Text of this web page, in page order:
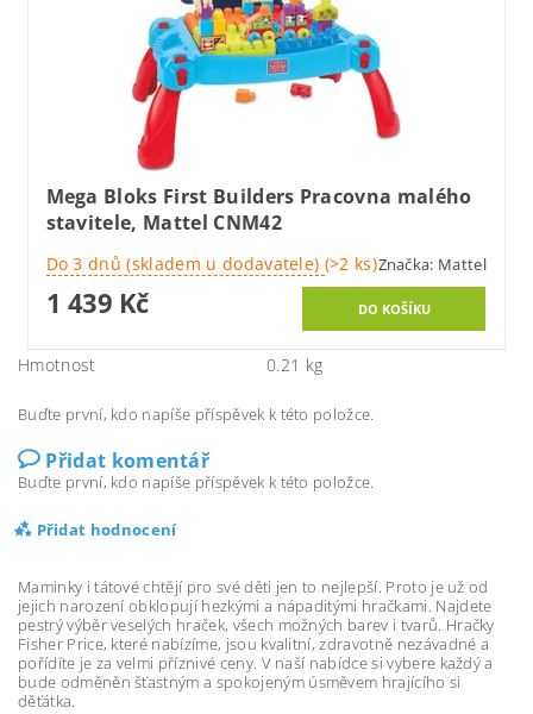
Mega Bloks First Builders Pracovna malého
stavitele, Mattel CNM42
Do 3 dnů (skladem u dodavatele) (>2 ks)Značka: Mattel
1 439 Kč
Hmotnost 0.21 kg
Buďte první, kdo napíše příspěvek k této položce.
Přidat komentář
Buďte první, kdo napíše příspěvek k této položce.
Přidat hodnocení
Maminky i tátové chtějí pro své děti jen to nejlepší. Proto je už od
jejich narození obklopují hezkými a nápaditými hračkami. Najdete
pestrý výběr veselých hraček, všech možných barev i tvarů. Hračky
Fisher Price, které nabízíme, jsou kvalitní, zdravotně nezávadné a
pořídíte je za velmi příznivé ceny. V naší nabídce si vybere každý a
bude odměněn šťastným a spokojeným úsměvem hrajícího si
děťátka.